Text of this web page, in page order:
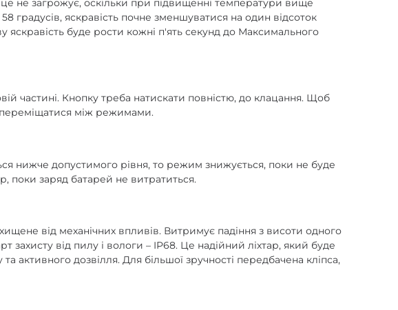
градусів, яскравість почне зменшуватися на один відсоток
яскравість буде рости кожні п'ять секунд до Максимального
частині. Кнопку треба натискати повністю, до клацання. Щоб
між режимами.
нижче допустимого рівня, то режим знижується, поки не буде
поки заряд батарей не витратиться.
від механічних впливів. Витримує падіння з висоти одного
від пилу і вологи – IP68. Це надійний ліхтар, який буде
дозвілля. Для більшої зручності передбачена кліпса,